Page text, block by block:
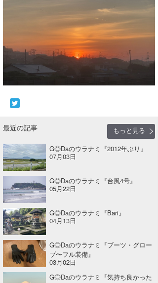
最近の記事
もっと見る
G◎Daのウラナミ『2012年ぶり』
07月03日
G◎Daのウラナミ『台風4号』
05月22日
G◎Daのウラナミ『Bari』
04月13日
G◎Daのウラナミ『ブーツ・グロー
ブ〜フル装備』
03月02日
G◎Daのウラナミ『気持ち良かった